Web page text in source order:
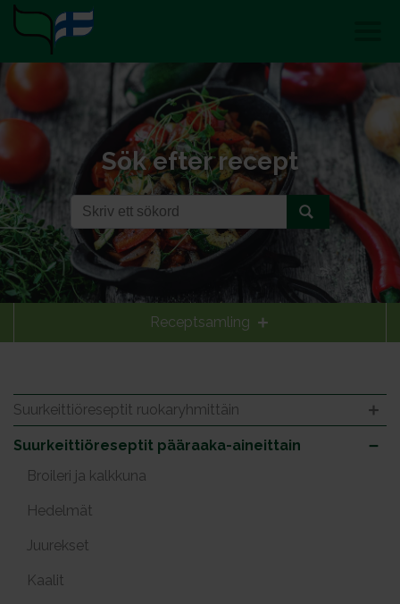
Sök efter recept
Receptsamling
Suurkeittiöreseptit ruokaryhmittäin
Suurkeittiöreseptit pääraaka-aineittain
Broileri ja kalkkuna
Hedelmät
Juurekset
Kaalit